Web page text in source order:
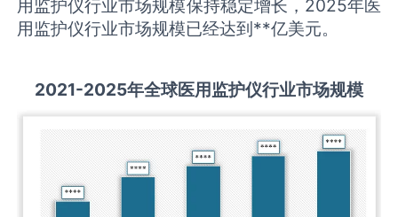
用监护仪行业市场规模保持稳定增长，2025年医
用监护仪行业市场规模已经达到**亿美元。
2021-2025年全球医用监护仪行业市场规模